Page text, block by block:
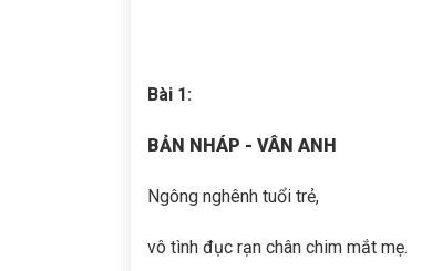
Bài 1:
BẢN NHÁP - VÂN ANH
Ngông nghênh tuổi trẻ,
vô tình đục rạn chân chim mắt mẹ.